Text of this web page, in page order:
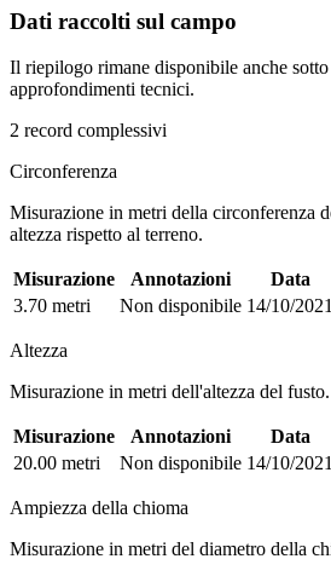
Dati raccolti sul campo
Il riepilogo rimane disponibile anche
approfondimenti tecnici.
2 record complessivi
Circonferenza
Misurazione in metri della circonferenza
altezza rispetto al terreno.
Misurazione Annotazioni
Data
3.70 metri
Non disponibile 14/10/2021
Altezza
Misurazione in metri dell'altezza del fusto.
Misurazione Annotazioni
Data
20.00 metri
Non disponibile 14/10/2021
Ampiezza della chioma
Misurazione in metri del diametro della